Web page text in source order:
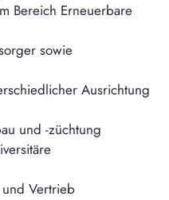
Bereich Erneuerbare
sowie
Ausrichtung
und -züchtung
Vertrieb